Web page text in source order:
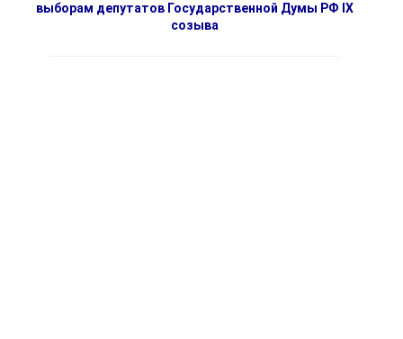
выборам депутатов Государственной Думы РФ IX
созыва